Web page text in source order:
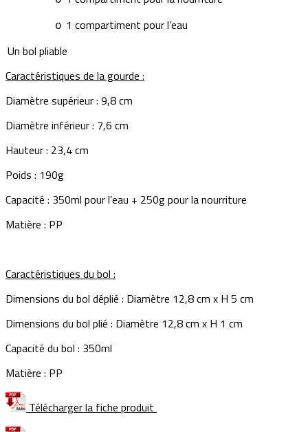
o 1 compartiment pour l’eau
Un bol pliable
Caractéristiques de la gourde :
Diamètre supérieur : 9,8 cm
Diamètre inférieur : 7,6 cm
Hauteur : 23,4 cm
Poids : 190g
Capacité : 350ml pour l’eau + 250g pour la nourriture
Matière : PP
Caractéristiques du bol :
Dimensions du bol déplié : Diamètre 12,8 cm x H 5 cm
Dimensions du bol plié : Diamètre 12,8 cm x H 1 cm
Capacité du bol : 350ml
Matière : PP
Télécharger la fiche produit